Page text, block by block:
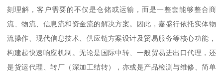
刻理解，客户需要的不仅是仓储或运输，而是一整套能够整合商
流、物流、信息流和资金流的解决方案。因此，嘉盛行依托实体物
流操作、现代信息技术、供应链方案设计及贸易服务等核心功能，
构建起快速响应机制。无论是国际中转、一般贸易进出口代理，还
是货运代理、转厂（深加工结转），亦或是产品检测与维修、简单